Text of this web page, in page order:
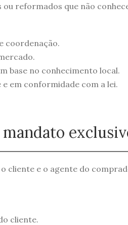
reformados que não
coordenação.
base no conhecimento local.
em conformidade com a lei.
cliente e o agente do
cliente.